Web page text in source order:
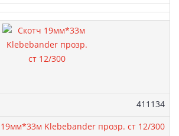
Артикул:
411134
19мм*33м Klebebander прозр. cт 12/300